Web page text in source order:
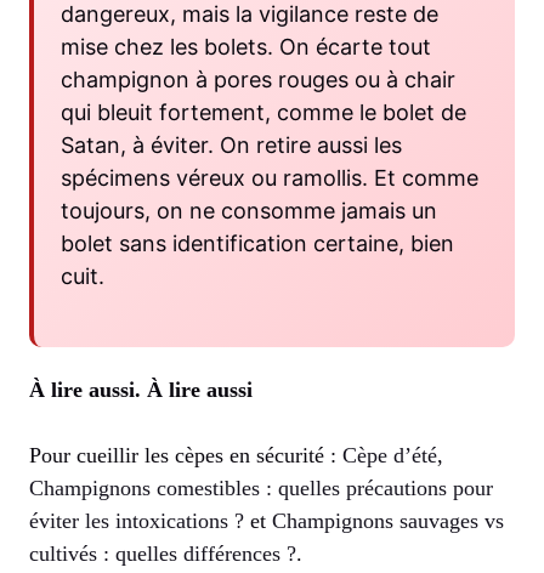
dangereux, mais la vigilance reste de
mise chez les bolets. On écarte tout
champignon à pores rouges ou à chair
qui bleuit fortement, comme le bolet de
Satan, à éviter. On retire aussi les
spécimens véreux ou ramollis. Et comme
toujours, on ne consomme jamais un
bolet sans identification certaine, bien
cuit.
À lire aussi. À lire aussi
Pour cueillir les cèpes en sécurité : Cèpe d’été,
Champignons comestibles : quelles précautions pour
éviter les intoxications ? et Champignons sauvages vs
cultivés : quelles différences ?.